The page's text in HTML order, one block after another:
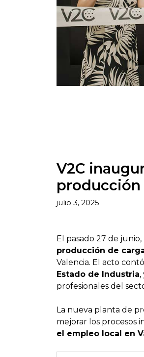
V2C
producción
julio 3, 2025
El pasado 27 de junio,
producción de
Valencia. El acto
Estado de Industria,
profesionales del
La nueva planta de
mejorar los procesos
el empleo local en